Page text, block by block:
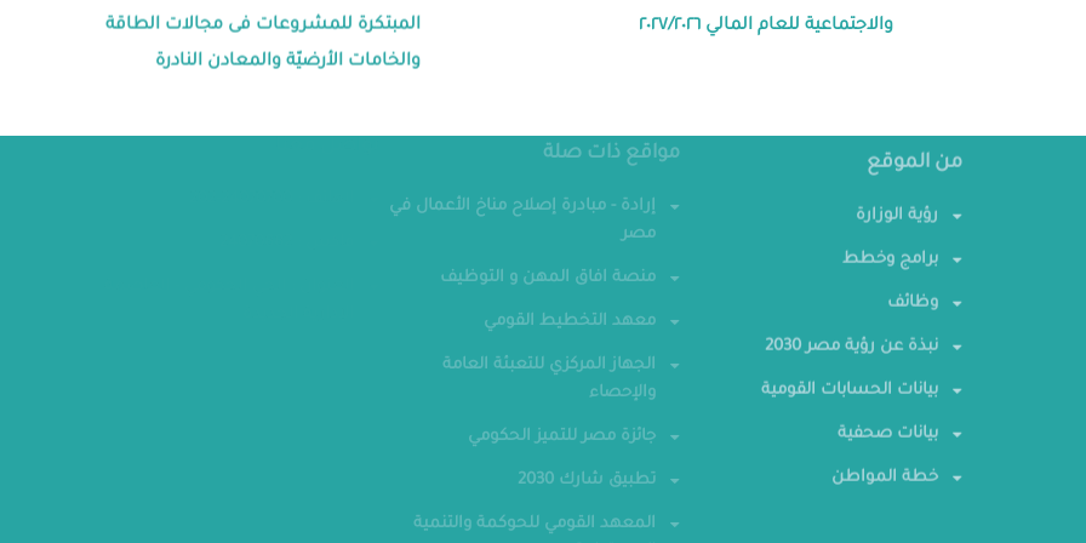
والاجتماعية للعام المالي ٢٠٢٧/٢٠٢٦
المبتكرة للمشروعات فى مجالات الطاقة
والخامات الأرضيّة والمعادن النادرة
من الموقع
رؤية الوزارة
برامج وخطط
وظائف
نبذة عن رؤية مصر 2030
بيانات الحسابات القومية
بيانات صحفية
خطة المواطن
مواقع ذات صلة
الجهاز المركزي للتعبئة العامة